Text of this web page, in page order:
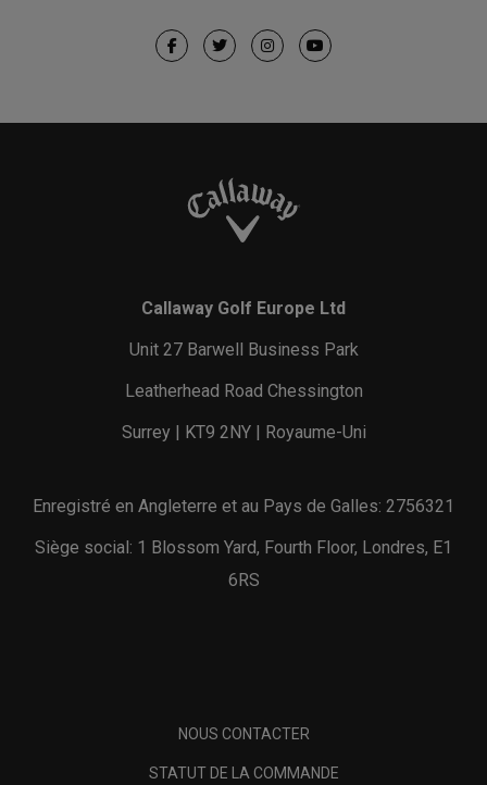
Callaway Golf Europe Ltd
Unit 27 Barwell Business Park
Leatherhead Road Chessington
Surrey | KT9 2NY | Royaume-Uni
Enregistré en Angleterre et au Pays de Galles: 2756321
Siège social: 1 Blossom Yard, Fourth Floor, Londres, E1
6RS
NOUS CONTACTER
STATUT DE LA COMMANDE